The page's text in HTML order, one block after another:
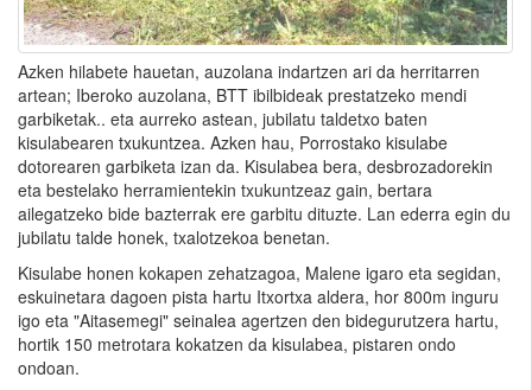
Azken hilabete hauetan, auzolana indartzen ari da herritarren
artean; Iberoko auzolana, BTT ibilbideak prestatzeko mendi
garbiketak.. eta aurreko astean, jubilatu taldetxo baten
kisulabearen txukuntzea. Azken hau, Porrostako kisulabe
dotorearen garbiketa izan da. Kisulabea bera, desbrozadorekin
eta bestelako herramientekin txukuntzeaz gain, bertara
ailegatzeko bide bazterrak ere garbitu dituzte. Lan ederra egin du
jubilatu talde honek, txalotzekoa benetan.
Kisulabe honen kokapen zehatzagoa, Malene igaro eta segidan,
eskuinetara dagoen pista hartu Itxortxa aldera, hor 800m inguru
igo eta "Aitasemegi" seinalea agertzen den bidegurutzera hartu,
hortik 150 metrotara kokatzen da kisulabea, pistaren ondo
ondoan.